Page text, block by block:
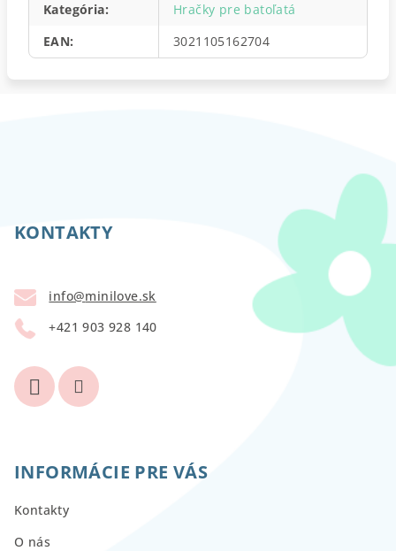
Kategória:
Hračky pre batoľatá
EAN: 3021105162704
KONTAKTY
info@minilove.sk
+421 903 928 140
INFORMÁCIE PRE VÁS
Kontakty
O nás